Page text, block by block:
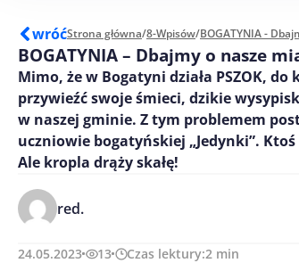
wróćStrona główna/8-Wpisów/
BOGATYNIA – Dbajmy o nasze
Mimo, że w Bogatyni działa PSZOK,
przywieźć swoje śmieci, dzikie
w naszej gminie. Z tym problemem
uczniowie bogatyńskiej „Jedynki”.
Ale kropla drąży skałę!
red.
24.05.2023 13 Czas lektury:2 min